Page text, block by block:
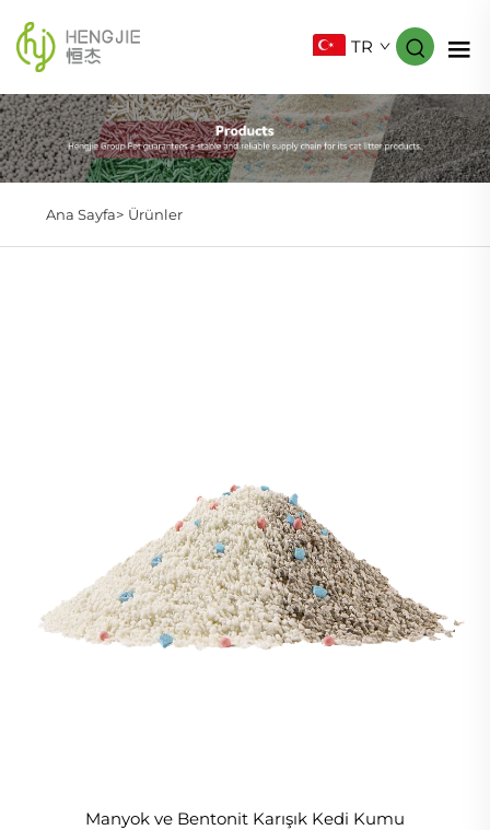
TR
Ana Sayfa> Ürünler
Manyok ve Bentonit Karışık Kedi Kumu